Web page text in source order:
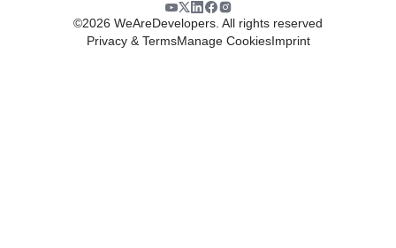
©2026 WeAreDevelopers. All rights reserved
Privacy & TermsManage CookiesImprint